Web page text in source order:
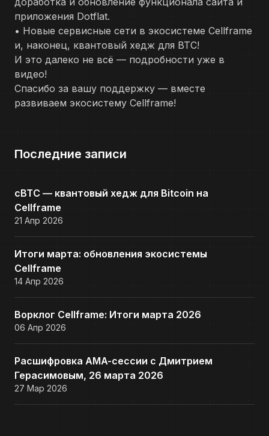
приложения Dotflat.
• Новые сервисные сети в экосистеме Cellframe
и, наконец, квантовый хедж для BTC!
И это далеко не всё — подробности уже в
видео!
Спасибо за вашу поддержку — вместе
развиваем экосистему Cellframe!
Последние записи
cBTC — квантовый хедж для Bitcoin на
Cellframe
21 Апр 2026
Итоги марта: обновления экосистемы
Cellframe
14 Апр 2026
Ворклог Cellframe: Итоги марта 2026
06 Апр 2026
Расшифровка AMA-сессии с Дмитрием
Герасимовым, 26 марта 2026
27 Мар 2026